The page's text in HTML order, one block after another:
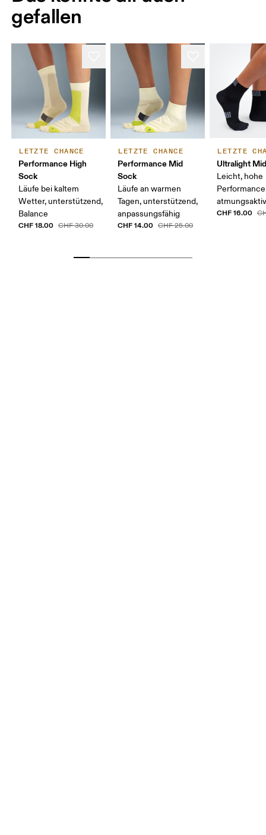
gefallen
LETZTE CHANCE
Performance High
Sock
Läufe bei kaltem
Wetter, unterstützend,
Balance
CHF 18.00 CHF 30.00
LETZTE CHANCE
Performance Mid
Sock
Läufe an warmen
Tagen, unterstützend,
anpassungsfähig
CHF 14.00 CHF 25.00
LETZTE
Ultralight
Leicht, hohe
CHF 16.00